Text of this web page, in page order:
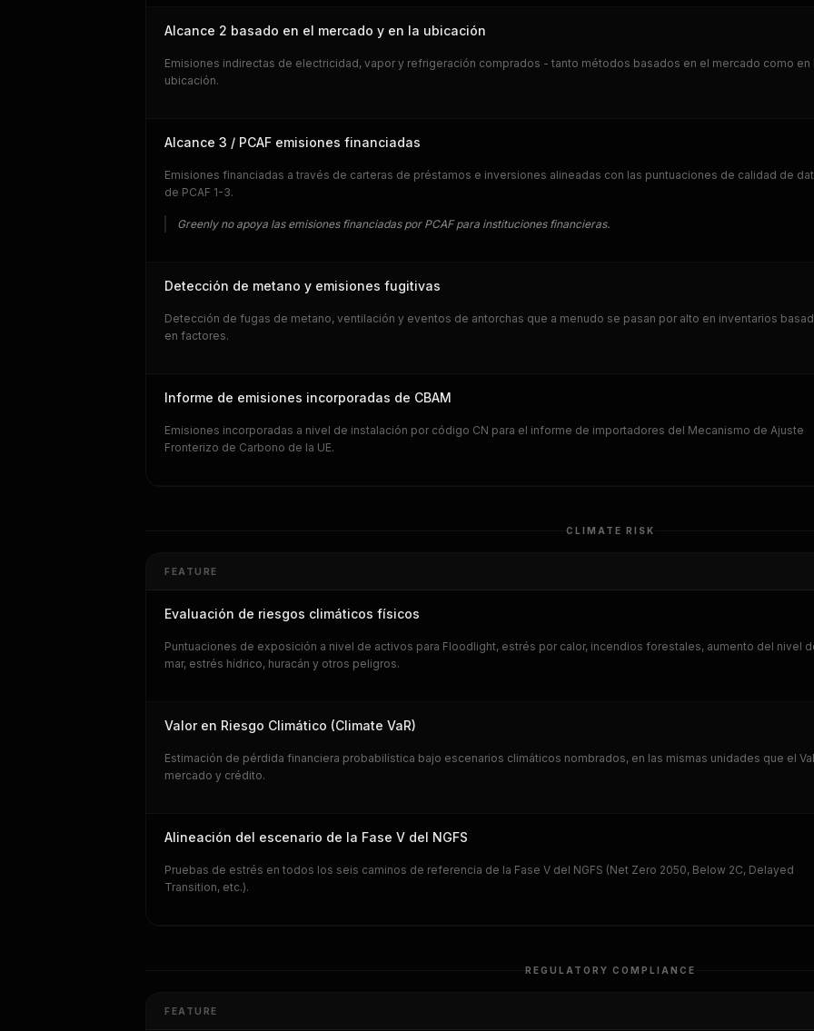
Alcance 2 basado en el mercado y en la ubicación
Emisiones indirectas de electricidad, vapor y refrigeración comprados - tanto métodos basados en el mercado como en
ubicación.
Alcance 3 / PCAF emisiones financiadas
Emisiones financiadas a través de carteras de préstamos e inversiones alineadas con las puntuaciones de calidad de
de PCAF 1-3.
Greenly no apoya las emisiones financiadas por PCAF para instituciones financieras.
Detección de metano y emisiones fugitivas
Detección de fugas de metano, ventilación y eventos de antorchas que a menudo se pasan por alto en inventarios
en factores.
Informe de emisiones incorporadas de CBAM
Emisiones incorporadas a nivel de instalación por código CN para el informe de importadores del Mecanismo de Ajuste
Fronterizo de Carbono de la UE.
CLIMATE RISK
FEATURE
Evaluación de riesgos climáticos físicos
Puntuaciones de exposición a nivel de activos para Floodlight, estrés por calor, incendios forestales, aumento del nivel
mar, estrés hídrico, huracán y otros peligros.
Valor en Riesgo Climático (Climate VaR)
Estimación de pérdida financiera probabilística bajo escenarios climáticos nombrados, en las mismas unidades que el
mercado y crédito.
Alineación del escenario de la Fase V del NGFS
Pruebas de estrés en todos los seis caminos de referencia de la Fase V del NGFS (Net Zero 2050, Below 2C, Delayed
Transition, etc.).
REGULATORY COMPLIANCE
FEATURE